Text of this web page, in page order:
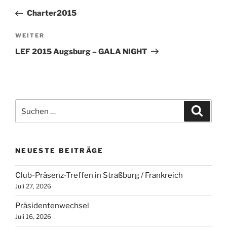
Beitrag
Charter2015
Nächster
Beitrag
WEITER
LEF 2015 Augsburg – GALA NIGHT
nach:
NEUESTE BEITRÄGE
Club-Präsenz-Treffen in Straßburg / Frankreich
Juli 27, 2026
Präsidentenwechsel
Juli 16, 2026